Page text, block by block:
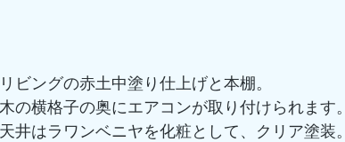
リビングの赤土中塗り仕上げと本棚。
木の横格子の奥にエアコンが取り付けられます。
天井はラワンベニヤを化粧として、クリア塗装。